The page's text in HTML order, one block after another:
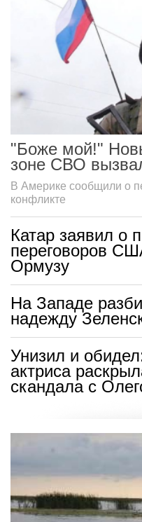
"Боже мой!"
зоне СВО
В Америке сообщили о
конфликте
Катар заявил о
переговоров
Ормузу
На Западе
надежду
Унизил и
актриса
скандала с